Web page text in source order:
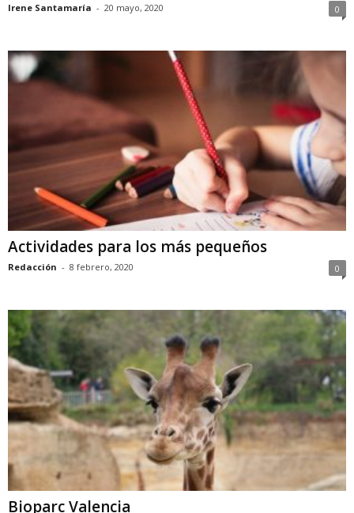
Irene Santamaría - 20 mayo, 2020 0
Actividades para los más pequeños
Redacción - 8 febrero, 2020 0
Bioparc Valencia